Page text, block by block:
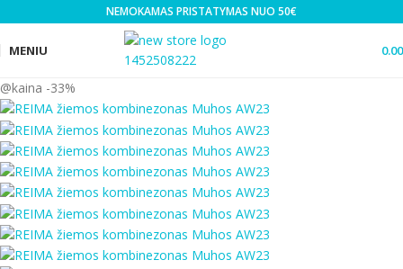
NEMOKAMAS PRISTATYMAS NUO 50€
MENIU
-33%